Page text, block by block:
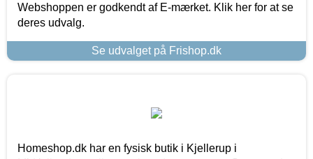
Webshoppen er godkendt af E-mærket. Klik her for at se
deres udvalg.
Se udvalget på Frishop.dk
Homeshop.dk har en fysisk butik i Kjellerup i